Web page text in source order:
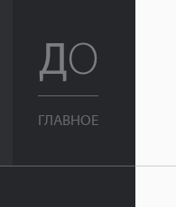
ГЛАВНОЕ